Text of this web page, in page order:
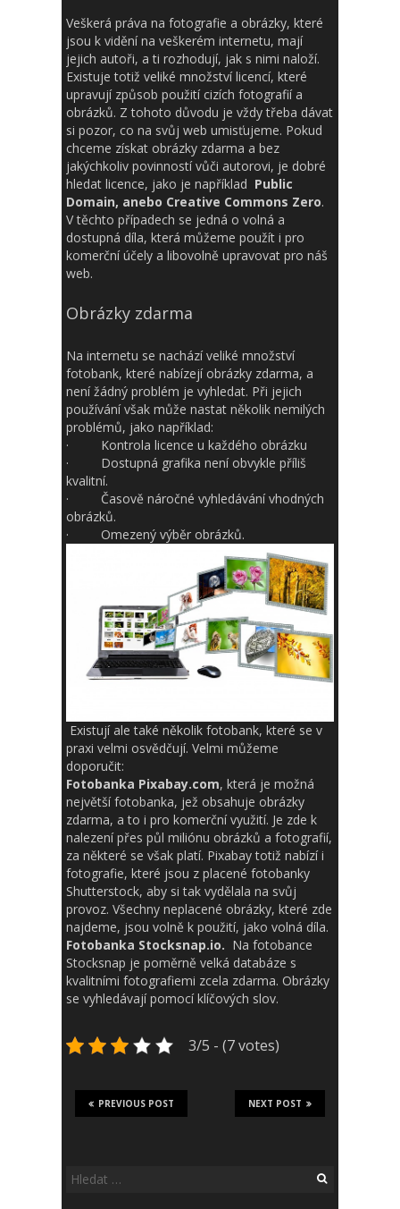
Veškerá práva na fotografie a obrázky, které
jsou k vidění na veškerém internetu, mají
jejich autoři, a ti rozhodují, jak s nimi naloží.
Existuje totiž veliké množství licencí, které
upravují způsob použití cizích fotografií a
obrázků. Z tohoto důvodu je vždy třeba dávat
si pozor, co na svůj web umisťujeme. Pokud
chceme získat obrázky zdarma a bez
jakýchkoliv povinností vůči autorovi, je dobré
hledat licence, jako je například Public
Domain, anebo Creative Commons Zero.
V těchto případech se jedná o volná a
dostupná díla, která můžeme použít i pro
komerční účely a libovolně upravovat pro náš
web.
Obrázky zdarma
Na internetu se nachází veliké množství
fotobank, které nabízejí obrázky zdarma, a
není žádný problém je vyhledat. Při jejich
používání však může nastat několik nemilých
problémů, jako například:
· Kontrola licence u každého obrázku
· Dostupná grafika není obvykle příliš
kvalitní.
· Časově náročné vyhledávání vhodných
obrázků.
· Omezený výběr obrázků.
Existují ale také několik fotobank, které se v
praxi velmi osvědčují. Velmi můžeme
doporučit:
Fotobanka Pixabay.com, která je možná
největší fotobanka, jež obsahuje obrázky
zdarma, a to i pro komerční využití. Je zde k
nalezení přes půl miliónu obrázků a fotografií,
za některé se však platí. Pixabay totiž nabízí i
fotografie, které jsou z placené fotobanky
Shutterstock, aby si tak vydělala na svůj
provoz. Všechny neplacené obrázky, které zde
najdeme, jsou volně k použití, jako volná díla.
Fotobanka Stocksnap.io. Na fotobance
Stocksnap je poměrně velká databáze s
kvalitními fotografiemi zcela zdarma. Obrázky
se vyhledávají pomocí klíčových slov.
3/5 - (7 votes)
NEXT POST
PREVIOUS POST
Vyhledávání